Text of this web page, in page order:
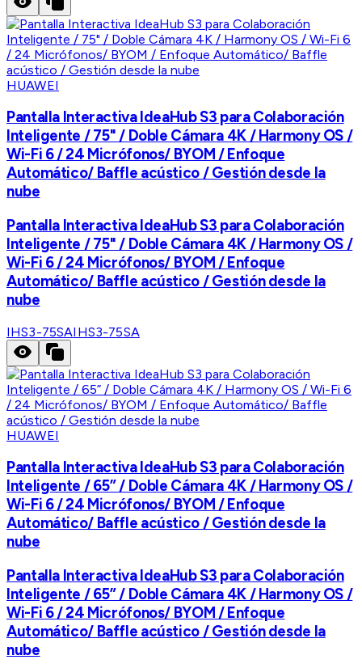
HUAWEI
Pantalla Interactiva IdeaHub S3 para Colaboración
Inteligente / 75" / Doble Cámara 4K / Harmony OS /
Wi-Fi 6 / 24 Micrófonos/ BYOM / Enfoque
Automático/ Baffle acústico / Gestión desde la
nube
Pantalla Interactiva IdeaHub S3 para Colaboración
Inteligente / 75" / Doble Cámara 4K / Harmony OS /
Wi-Fi 6 / 24 Micrófonos/ BYOM / Enfoque
Automático/ Baffle acústico / Gestión desde la
nube
IHS3-75SAIHS3-75SA
HUAWEI
Pantalla Interactiva IdeaHub S3 para Colaboración
Inteligente / 65” / Doble Cámara 4K / Harmony OS /
Wi-Fi 6 / 24 Micrófonos/ BYOM / Enfoque
Automático/ Baffle acústico / Gestión desde la
nube
Pantalla Interactiva IdeaHub S3 para Colaboración
Inteligente / 65” / Doble Cámara 4K / Harmony OS /
Wi-Fi 6 / 24 Micrófonos/ BYOM / Enfoque
Automático/ Baffle acústico / Gestión desde la
nube